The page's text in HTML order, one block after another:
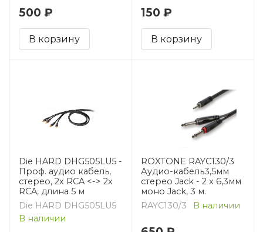
500 ₽
В корзину
150 ₽
В корзину
Die HARD DHG505LU5 -
Проф. аудио кабель,
стерео, 2х RCA <-> 2х
RCA, длина 5 м
Die HARD DHG505LU5
В наличии
ROXTONE RAYC130/3
Аудио-кабель3,5мм
cтерео Jack - 2 х 6,3мм
моно Jack, 3 м.
RAYC130/3
В наличии